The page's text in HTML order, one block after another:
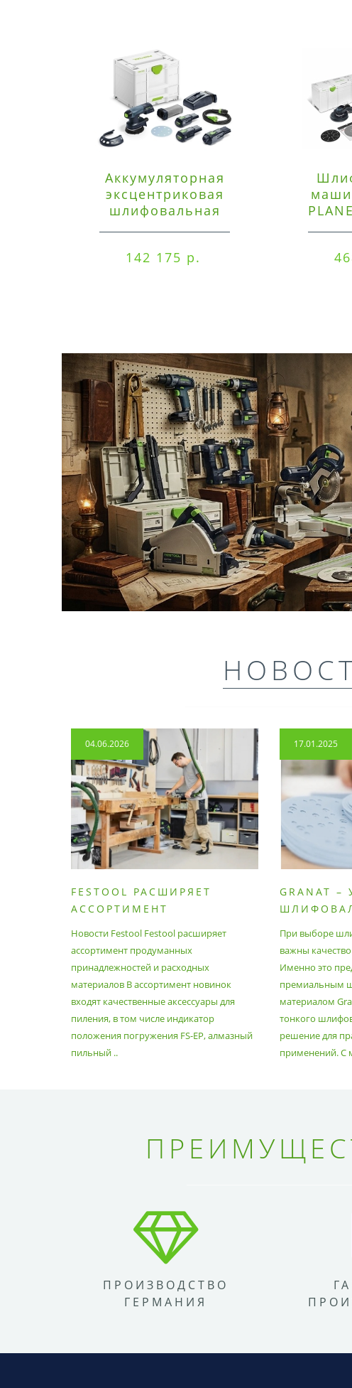
Аккумуляторная
эксцентриковая
шлифовальная
142 175 р.
04.06.2026
FESTOOL РАСШИРЯЕТ
АССОРТИМЕНТ
ПРИНАДЛЕЖНОСТЕЙ И
РАСХОДНЫХ МАТЕРИАЛОВ
Новости Festool Festool расширяет
ассортимент продуманных
принадлежностей и расходных
материалов В ассортимент новинок
входят качественные аксессуары для
пиления, в том числе индикатор
положения погружения FS-EP, алмазный
пильный ..
17.01.2025
GRANAT
При выборе
важны
Именно это
премиальным
материалом
тонкого
решение для
применений. С
ПРОИЗВОДСТВО
ГЕРМАНИЯ